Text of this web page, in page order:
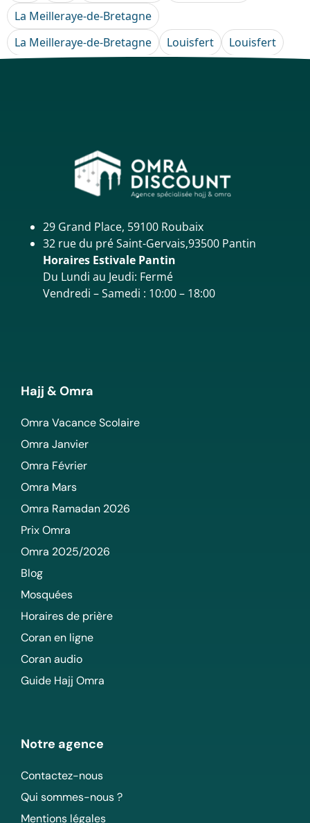
La Meilleraye-de-Bretagne
La Meilleraye-de-Bretagne
Louisfert Louisfert
29 Grand Place, 59100 Roubaix
32 rue du pré Saint-Gervais,93500 Pantin
Horaires Estivale Pantin
Du Lundi au Jeudi: Fermé
Vendredi – Samedi : 10:00 – 18:00
Hajj & Omra
Omra Vacance Scolaire
Omra Janvier
Omra Février
Omra Mars
Omra Ramadan 2026
Prix Omra
Omra 2025/2026
Blog
Mosquées
Horaires de prière
Coran en ligne
Coran audio
Guide Hajj Omra
Notre agence
Contactez-nous
Qui sommes-nous ?
Mentions légales